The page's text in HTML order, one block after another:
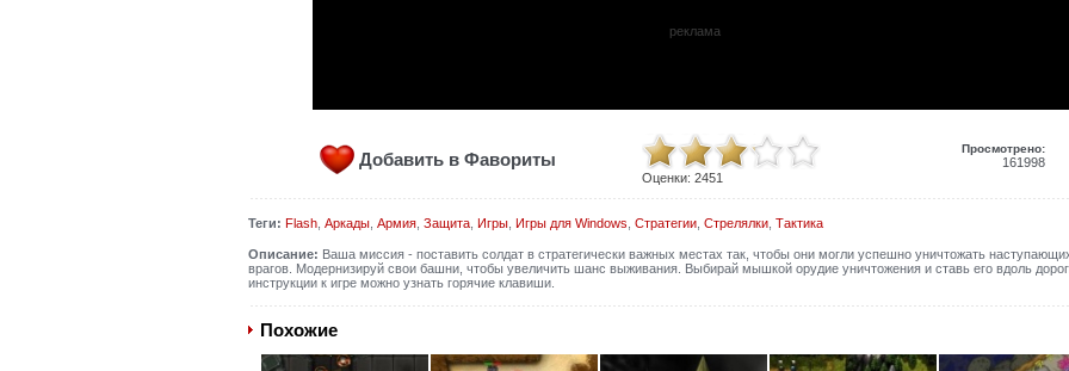
реклама
Добавить в Фавориты
Оценки: 2451
Просмотрено:
161998
Теги: Flash, Аркады, Армия, Защита, Игры, Игры для Windows Стратегии, Стрелялки, Тактика
Описание: Ваша миссия - поставить солдат в стратегически важных местах так, чтобы они могли успешно уничтожать
врагов. Модернизируй свои башни, чтобы увеличить шанс выживания. Выбирай мышкой орудие уничтожения и ставь его вдоль
инструкции к игре можно узнать горячие клавиши.
Похожие